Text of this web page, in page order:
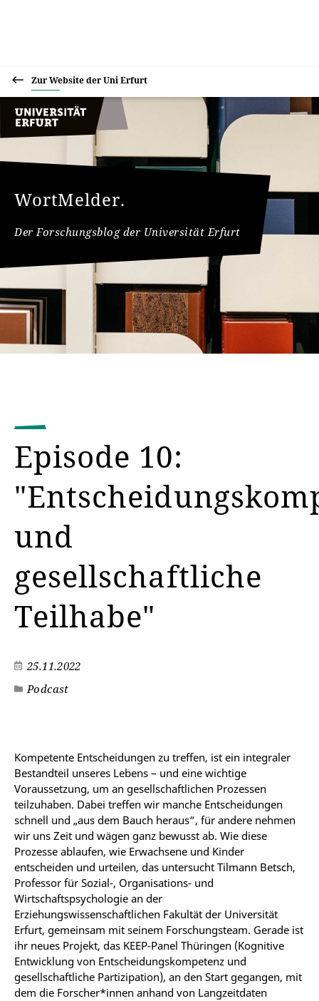
Zur Website der Uni Erfurt
WortMelder.
Der Forschungsblog der Universität Erfurt
Episode 10:
und
gesellschaftliche
Teilhabe"
25.11.2022
Podcast
Kompetente Entscheidungen zu treffen, ist ein integraler
Bestandteil unseres Lebens – und eine wichtige
Voraussetzung, um an gesellschaftlichen Prozessen
teilzuhaben. Dabei treffen wir manche Entscheidungen
schnell und „aus dem Bauch heraus“, für andere nehmen
wir uns Zeit und wägen ganz bewusst ab. Wie diese
Prozesse ablaufen, wie Erwachsene und Kinder
entscheiden und urteilen, das untersucht Tilmann Betsch,
Professor für Sozial-, Organisations- und
Wirtschaftspsychologie an der
Erziehungswissenschaftlichen Fakultät der Universität
Erfurt, gemeinsam mit seinem Forschungsteam. Gerade ist
ihr neues Projekt, das KEEP-Panel Thüringen (Kognitive
Entwicklung von Entscheidungskompetenz und
gesellschaftliche Partizipation), an den Start gegangen, mit
dem die Forscher*innen anhand von Langzeitdaten